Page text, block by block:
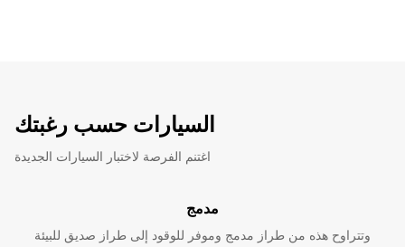
السيارات حسب رغبتك
اغتنم الفرصة لاختبار السيارات الجديدة
مدمج
وتتراوح هذه من طراز مدمج وموفر للوقود إلى طراز صديق للبيئة